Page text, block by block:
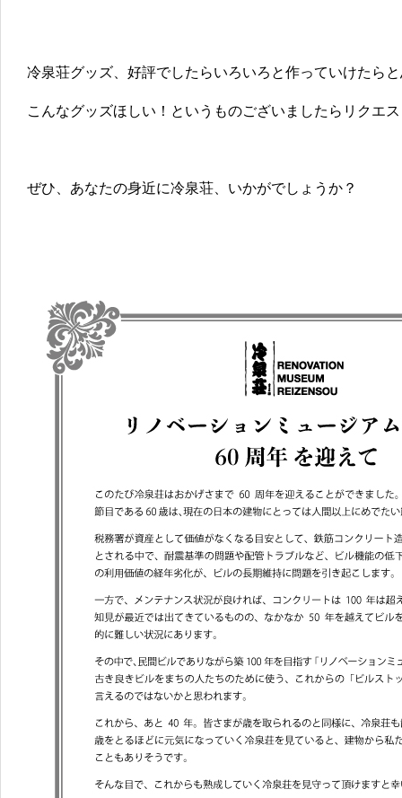
冷泉荘グッズ、好評でしたらいろいろと作っていけたら
こんなグッズほしい！というものございましたらリクエ
ぜひ、あなたの身近に冷泉荘、いかがでしょうか？